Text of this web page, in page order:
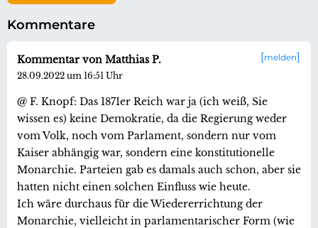
Kommentare
melden
Kommentar von Matthias P.
28.09.2022 um 16:51 Uhr
@ F. Knopf: Das 1871er Reich war ja (ich weiß, Sie
wissen es) keine Demokratie, da die Regierung weder
vom Volk, noch vom Parlament, sondern nur vom
Kaiser abhängig war, sondern eine konstitutionelle
Monarchie. Parteien gab es damals auch schon, aber sie
hatten nicht einen solchen Einfluss wie heute.
Ich wäre durchaus für die Wiedererrichtung der
Monarchie, vielleicht in parlamentarischer Form (wie